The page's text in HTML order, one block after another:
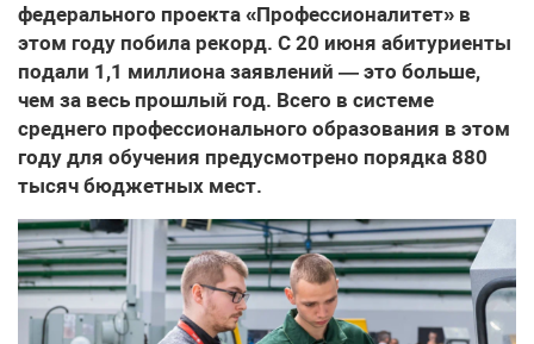
федерального проекта «Профессионалитет» в
этом году побила рекорд. С 20 июня абитуриенты
подали 1,1 миллиона заявлений — это больше,
чем за весь прошлый год. Всего в системе
среднего профессионального образования в этом
году для обучения предусмотрено порядка 880
тысяч бюджетных мест.